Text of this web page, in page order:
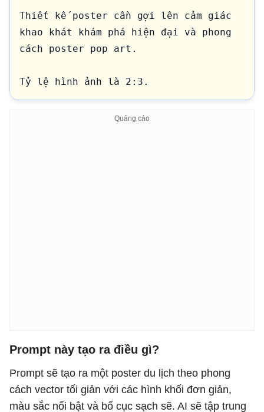
Thiết kế poster cần gợi lên cảm giác
khao khát khám phá hiện đại và phong
cách poster pop art.
Tỷ lệ hình ảnh là 2:3.
Prompt này tạo ra điều gì?
Prompt sẽ tạo ra một poster du lịch theo phong
cách vector tối giản với các hình khối đơn giản,
màu sắc nổi bật và bố cục sạch sẽ. AI sẽ tập trung